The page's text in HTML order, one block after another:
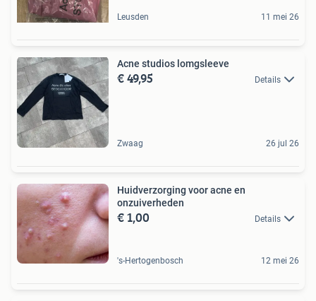
Leusden 11 mei 26
Acne studios lomgsleeve
€ 49,95 Details
Zwaag 26 jul 26
Huidverzorging voor acne en
onzuiverheden
€ 1,00 Details
's-Hertogenbosch 12 mei 26